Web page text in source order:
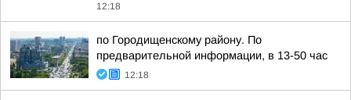
12:18
по Городищенскому району. По
предварительной информации, в 13-50 час
12:18